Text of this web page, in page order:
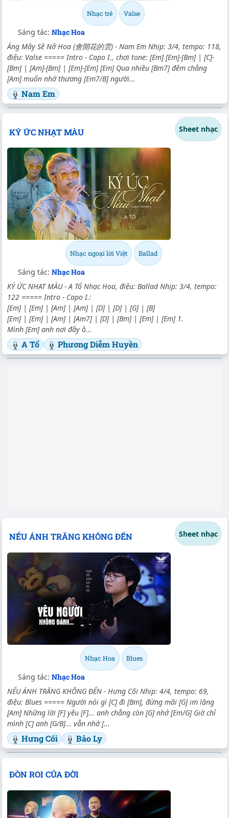
Nhạc trẻ Valse
Sáng tác: Nhạc Hoa
Áng Mây Sẽ Nở Hoa (會開花的雲) - Nam Em Nhịp: 3/4, tempo: 118,
điệu: Valse ===== Intro - Capo I., chơi tone: [Em] [Em]-[Bm] | [C]-
[Bm] | [Am]-[Bm] | [Em]-[Em] [Em] Qua nhiều [Bm7] đêm chẳng
[Am] muốn nhớ thương [Em7/B] người...
Nam Em
KÝ ỨC NHẠT MÀU Sheet nhạc
Nhạc ngoại lời Việt Ballad
Sáng tác: Nhạc Hoa
KÝ ỨC NHẠT MÀU - A Tổ Nhạc Hoa, điệu: Ballad Nhịp: 3/4, tempo:
122 ===== Intro - Capo I.:
[Em] | [Em] | [Am] | [Am] | [D] | [D] | [G] | [B]
[Em] | [Em] | [Am] | [Am7] | [D] | [Bm] | [Em] | [Em] 1.
Mình [Em] anh nơi đây ô...
A Tổ Phương Diễm Huyền
NẾU ÁNH TRĂNG KHÔNG ĐẾN Sheet nhạc
Nhạc Hoa Blues
Sáng tác: Nhạc Hoa
NẾU ÁNH TRĂNG KHÔNG ĐẾN - Hưng Cối Nhịp: 4/4, tempo: 69,
điệu: Blues ===== Người nói gì [C] đi [Bm], đừng mãi [G] im lặng
[Am] Những lời [F] yêu [F]... anh chẳng còn [G] nhớ [Em/G] Giờ chỉ
mình [C] anh [G/B]... vẫn nhớ [...
Hưng Cối Bảo Ly
ĐÒN ROI CỦA ĐỜI